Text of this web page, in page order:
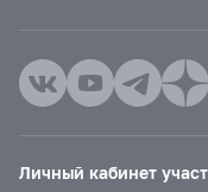
Личный кабинет